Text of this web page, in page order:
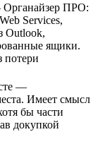
Органайзер ПРО:
Services,
Outlook,
ящики.
потери
—
Имеет смысл
бы части
докупкой